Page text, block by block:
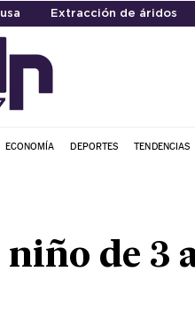
Extracción de áridos
ECONOMÍA DEPORTES TENDENCIAS
de 3